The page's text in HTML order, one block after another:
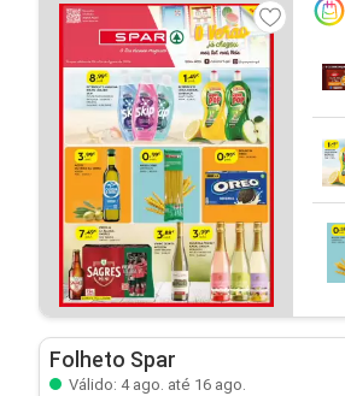
Folheto Spar
Válido: 4 ago. até 16 ago.